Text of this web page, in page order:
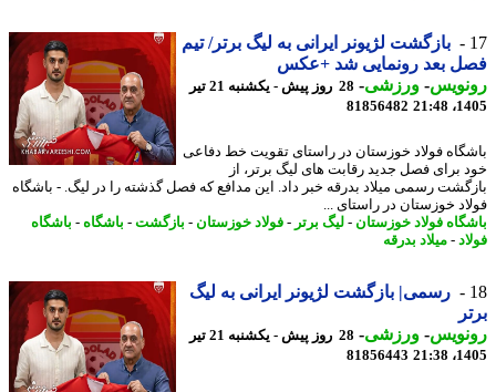
بازگشت لژیونر ایرانی به لیگ برتر/ تیم
بعد رونمایی شد +عکس
-ورزشی-
28 روز پیش - یکشنبه 21 تیر
81856482
فولاد خوزستان در راستای تقویت خط دفاعی
برای فصل جدید رقابت های لیگ برتر، از
رسمی میلاد بدرقه خبر داد. این مدافع که فصل گذشته را در لیگ. - باشگاه
خوزستان در راستای ...
فولاد خوزستان-لیگ برتر - فولاد خوزستان-بازگشت-باشگاه-باشگاه
-میلاد بدرقه
رسمی| بازگشت لژیونر ایرانی به لیگ
-ورزشی-
28 روز پیش - یکشنبه 21 تیر
81856443